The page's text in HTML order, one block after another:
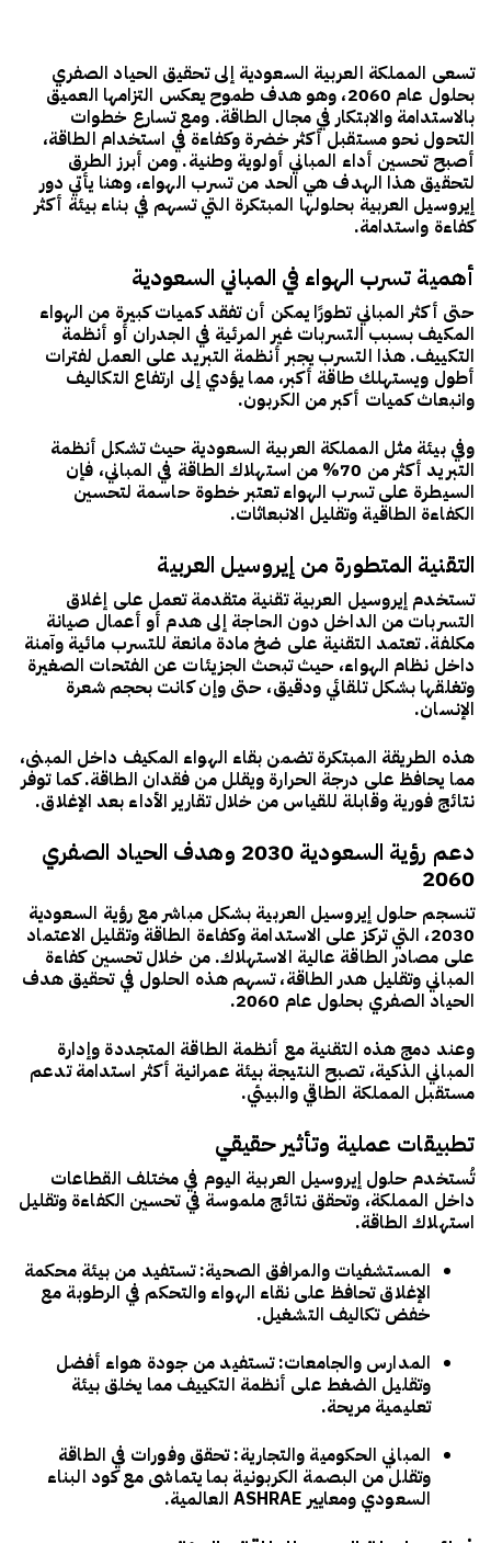
تسعى المملكة العربية السعودية إلى تحقيق الحياد الصفري
بحلول عام 2060
، وهو هدف طموح يعكس التزامها العميق
بالاستدامة والابتكار في مجال الطاقة. ومع تسارع خطوات
التحول نحو مستقبل أكثر خضرة وكفاءة في استخدام الطاقة،
أصبح تحسين أداء المباني أولوية وطنية. ومن أبرز الطرق
لتحقيق هذا الهدف هي الحد من تسرب الهواء، وهنا يأتي دور
إيروسيل العربية بحلولها المبتكرة التي تسهم في بناء بيئة أكثر
كفاءة واستدامة.
أهمية تسرب الهواء في المباني السعودية
حتى أكثر المباني تطورًا يمكن أن تفقد كميات كبيرة من الهواء
المكيف بسبب التسربات غير المرئية في الجدران أو أنظمة
التكييف. هذا التسرب يجبر أنظمة التبريد على العمل لفترات
أطول ويستهلك طاقة أكبر، مما يؤدي إلى ارتفاع التكاليف
وانبعاث كميات أكبر من الكربون.
وفي بيئة مثل المملكة العربية السعودية حيث تشكل أنظمة
التبريد أكثر من 70% من استهلاك الطاقة في المباني، فإن
السيطرة على تسرب الهواء تعتبر خطوة حاسمة لتحسين
الكفاءة الطاقية وتقليل الانبعاثات.
التقنية المتطورة من إيروسيل العربية
تستخدم إيروسيل العربيةتقنية متقدمة تعمل على إغلاق
التسربات من الداخل دون الحاجة إلى هدم أو أعمال صيانة
مكلفة. تعتمد التقنية على ضخ مادة مانعة للتسرب مائية وآمنة
داخل نظام الهواء، حيث تبحث الجزيئات عن الفتحات الصغيرة
وتغلقها بشكل تلقائي ودقيق، حتى وإن كانت بحجم شعرة
الإنسان.
هذه الطريقة المبتكرة تضمن بقاء الهواء المكيف داخل المبنى،
مما يحافظ على درجة الحرارة ويقلل من فقدان الطاقة. كما توفر
نتائج فورية وقابلة للقياس من خلال تقارير الأداء بعد الإغلاق.
دعم رؤية السعودية 2030 وهدف الحياد الصفري
2060
تنسجم حلولإيروسيل العربية بشكل مباشر معرؤية السعودية
2030، التي تركز على الاستدامة وكفاءة الطاقة وتقليل الاعتماد
على مصادر الطاقة عالية الاستهلاك. من خلال تحسين كفاءة
المباني وتقليل هدر الطاقة، تسهم هذه الحلول في تحقيق هدف
الحياد الصفري بحلول عام 2060
.
وعند دمج هذه التقنية مع أنظمة الطاقة المتجددة وإدارة
المباني الذكية، تصبح النتيجة بيئة عمرانية أكثر استدامة تدعم
مستقبل المملكة الطاقي والبيئي.
تطبيقات عملية وتأثير حقيقي
تُستخدم حلول إيروسيل العربية اليوم في مختلف القطاعات
داخل المملكة، وتحقق نتائج ملموسة في تحسين الكفاءة وتقليل
استهلاك الطاقة.
المستشفيات والمرافق الصحية: تستفيد من بيئة محكمة
الإغلاق تحافظ على نقاء الهواء والتحكم في الرطوبة مع
خفض تكاليف التشغيل.
المدارس والجامعات: تستفيد من جودة هواء أفضل
وتقليل الضغط على أنظمة التكييف مما يخلق بيئة
تعليمية مريحة.
المباني الحكومية والتجارية: تحقق وفورات في الطاقة
وتقلل من البصمة الكربونية بما يتماشى معكود البناء
السعودي ومعاييرASHRAE العالمية.